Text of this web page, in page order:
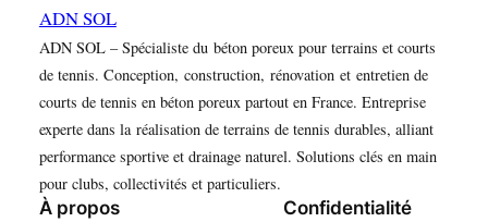
ADN SOL
ADN SOL – Spécialiste du béton poreux pour terrains et courts
de tennis. Conception, construction, rénovation et entretien de
courts de tennis en béton poreux partout en France. Entreprise
experte dans la réalisation de terrains de tennis durables, alliant
performance sportive et drainage naturel. Solutions clés en main
pour clubs, collectivités et particuliers.
À propos Confidentialité